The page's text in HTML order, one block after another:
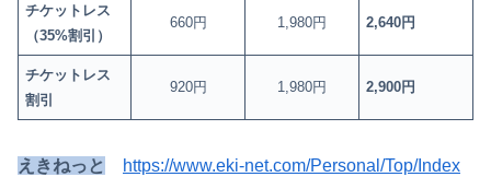
チケットレス
（35%割引）
660円 1,980円 2,640円
チケットレス
割引
920円 1,980円 2,900円
えきねっと https://www.eki-net.com/Personal/Top/Index